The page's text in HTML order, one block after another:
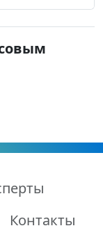
Контакты